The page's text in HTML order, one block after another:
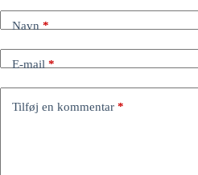
Navn*
E-mail*
Tilføj en kommentar *